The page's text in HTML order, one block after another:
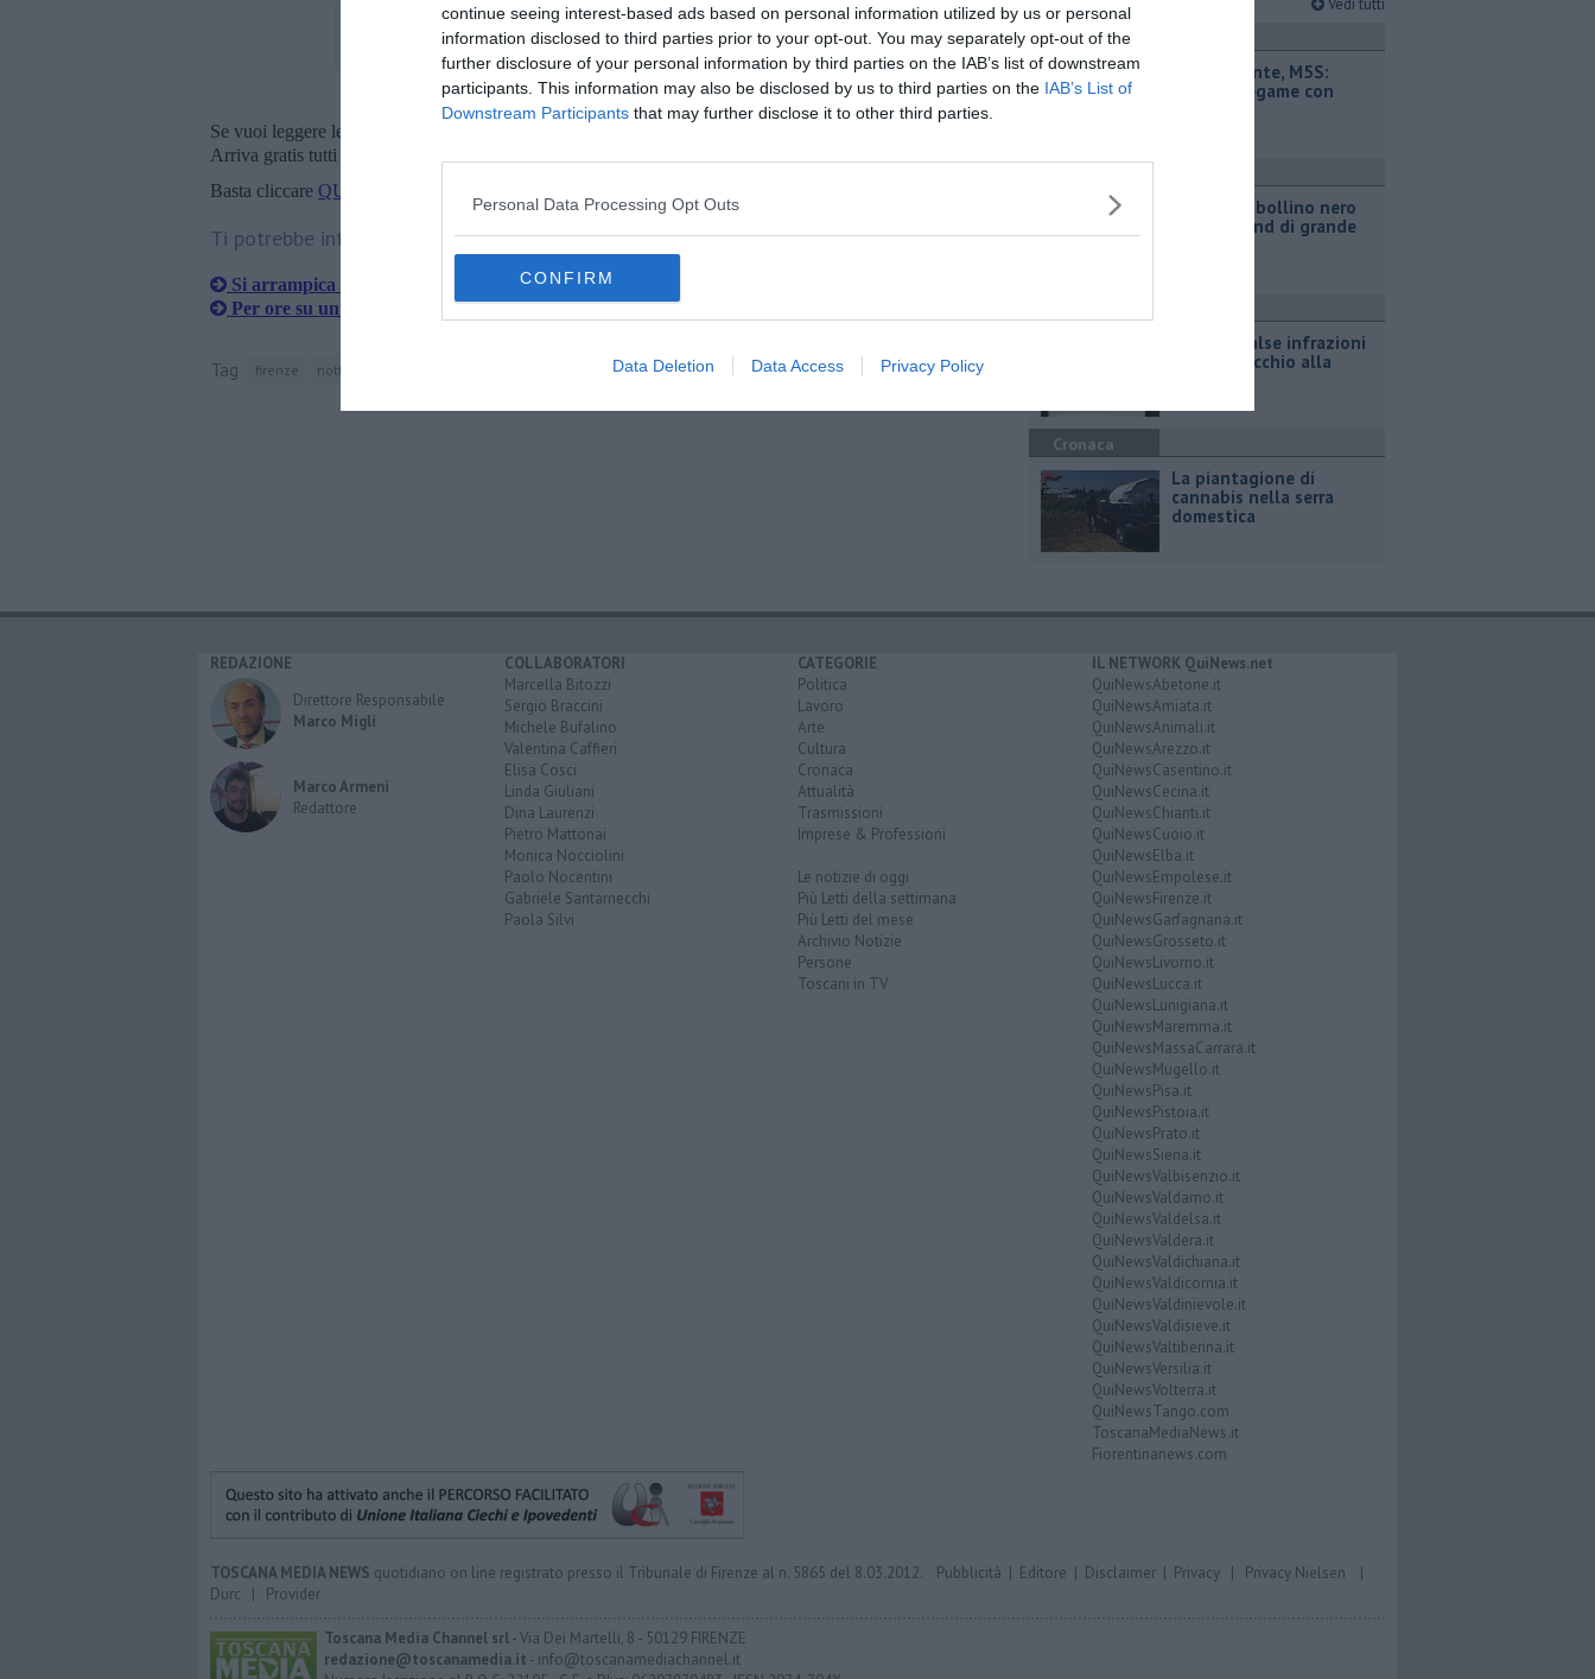
continue seeing interest-based ads based on personal information utilized by us or personal
information disclosed to third parties prior to your opt-out. You may separately opt-out of the
further disclosure of your personal information by third parties on the IAB’s list of downstream
participants. This information may also be disclosed by us to third parties on the IAB’s List of
Downstream Participants that may further disclose it to other third parties.
Personal Data Processing Opt Outs
CONFIRM
Data Deletion Data Access Privacy Policy
Se vuoi leggere le notizie principali della Toscana iscriviti alla
Arriva gratis tutti i giorni alle 20:00 direttamente nella tua casella di posta.
Basta cliccare QUI
Ti potrebbe interessare anche:
Si arrampica sul ponte e minaccia di buttarsi giù
Per ore su un albero rifiutandosi di scendere
Tag firenze notte agitata dante alighieri autogrù
Attualità
Retiambiente, M5S:
"Nessun legame con
Strade da bollino nero
nel weekend di grande
Sms per false infrazioni
stradali, occhio alla
Cronaca
La piantagione di
cannabis nella serra
domestica
REDAZIONE
Direttore Responsabile
Marco Migli
Marco Armeni
Redattore
COLLABORATORI
Marcella Bitozzi
Sergio Braccini
Michele Bufalino
Valentina Caffieri
Elisa Cosci
Linda Giuliani
Dina Laurenzi
Pietro Mattonai
Monica Nocciolini
Paolo Nocentini
Gabriele Santarnecchi
Paola Silvi
CATEGORIE
Politica
Lavoro
Arte
Cultura
Cronaca
Attualità
Trasmissioni
Imprese & Professioni
Le notizie di oggi
Più Letti della settimana
Più Letti del mese
Archivio Notizie
Persone
Toscani in TV
IL NETWORK QuiNews.net
QuiNewsAbetone.it
QuiNewsAmiata.it
QuiNewsAnimali.it
QuiNewsArezzo.it
QuiNewsCasentino.it
QuiNewsCecina.it
QuiNewsChianti.it
QuiNewsCuoio.it
QuiNewsElba.it
QuiNewsEmpolese.it
QuiNewsFirenze.it
QuiNewsGarfagnana.it
QuiNewsGrosseto.it
QuiNewsLivorno.it
QuiNewsLucca.it
QuiNewsLunigiana.it
QuiNewsMaremma.it
QuiNewsMassaCarrara.it
QuiNewsMugello.it
QuiNewsPisa.it
QuiNewsPistoia.it
QuiNewsPrato.it
QuiNewsSiena.it
QuiNewsValbisenzio.it
QuiNewsValdarno.it
QuiNewsValdelsa.it
QuiNewsValdera.it
QuiNewsValdichiana.it
QuiNewsValdicornia.it
QuiNewsValdinievole.it
QuiNewsValdisieve.it
QuiNewsValtiberina.it
QuiNewsVersilia.it
QuiNewsVolterra.it
QuiNewsTango.com
ToscanaMediaNews.it
Fiorentinanews.com
TOSCANA MEDIA NEWS quotidiano on line registrato presso il Tribunale di Firenze al n. 5865 del 8.03.2012. Pubblicità | Editore | Disclaimer | Privacy | Privacy Nielsen |
Durc | Provider
Toscana Media Channel srl- Via Dei Martelli, 8 - 50129 FIRENZE
redazione@toscanamedia.it - info@toscanamediachannel.it